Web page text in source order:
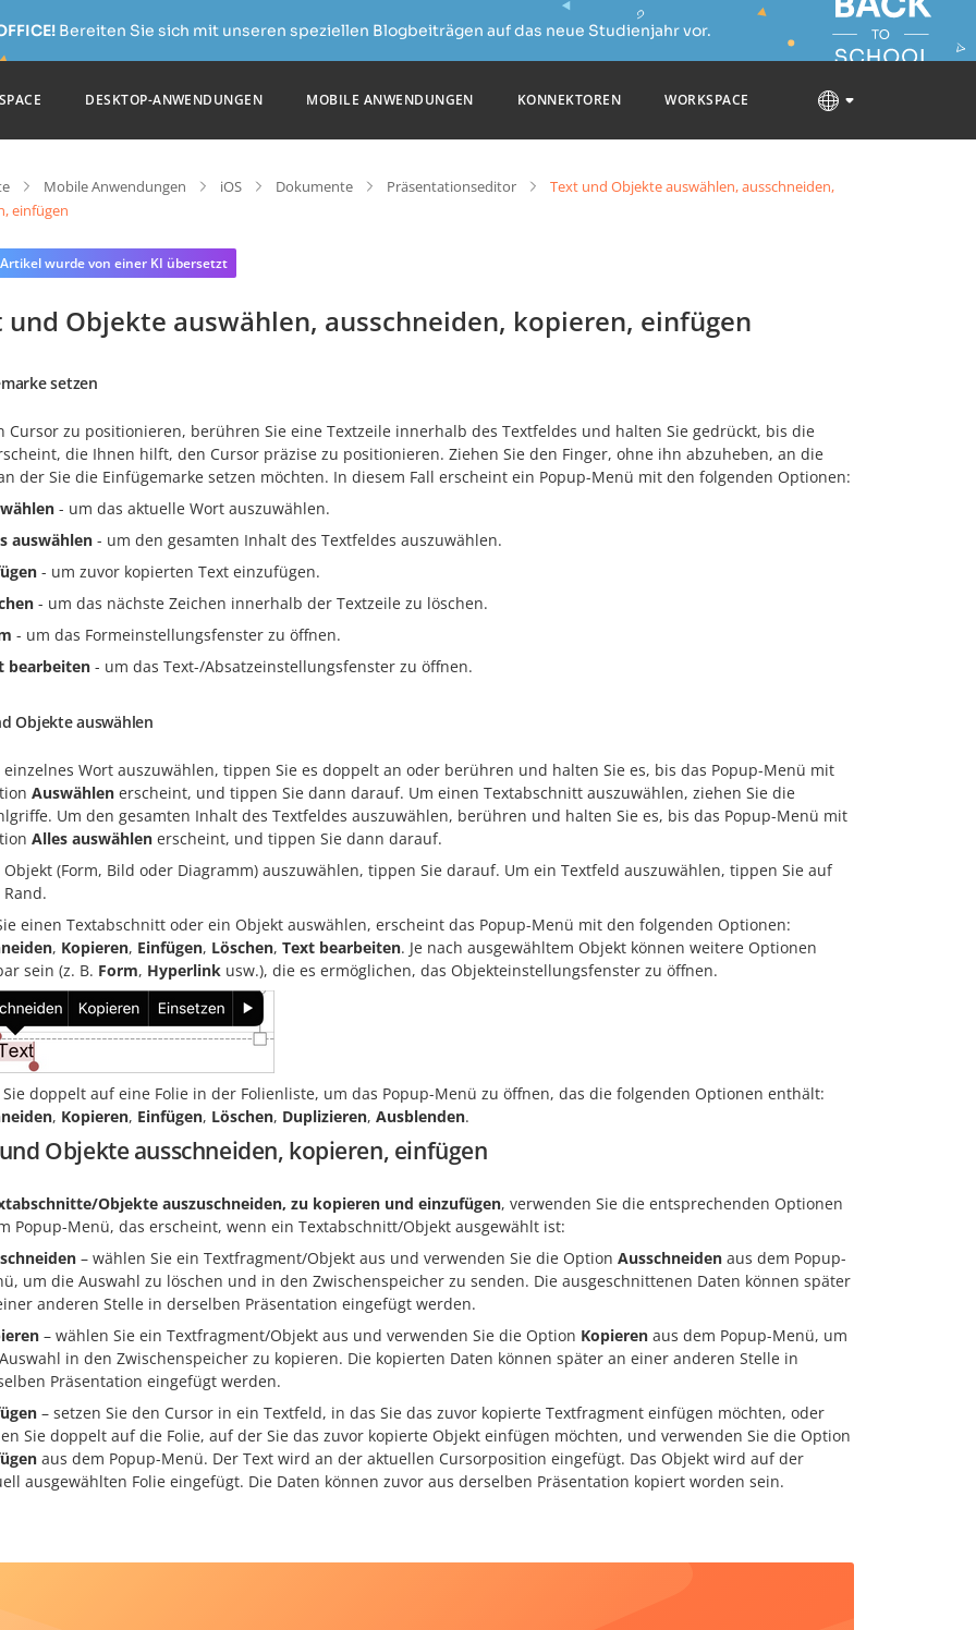
Bereiten Sie sich mit unseren speziellen Blogbeiträgen auf das neue Studienjahr vor.
DESKTOP-ANWENDUNGEN MOBILE ANWENDUNGEN KONNEKTOREN WORKSPACE
Mobile Anwendungen iOS Dokumente Präsentationseditor
Text und Objekte auswählen, ausschneiden,
einfügen
wurde von einer KI übersetzt
und Objekte auswählen, ausschneiden, kopieren, einfügen
setzen
Cursor zu positionieren, berühren Sie eine Textzeile innerhalb des Textfeldes und halten Sie gedrückt, bis die
die Ihnen hilft, den Cursor präzise zu positionieren. Ziehen Sie den Finger, ohne ihn abzuheben, an die
der Sie die Einfügemarke setzen möchten. In diesem Fall erscheint ein Popup-Menü mit den folgenden Optionen:
- um das aktuelle Wort auszuwählen.
auswählen - um den gesamten Inhalt des Textfeldes auszuwählen.
- um zuvor kopierten Text einzufügen.
- um das nächste Zeichen innerhalb der Textzeile zu löschen.
- um das Formeinstellungsfenster zu öffnen.
bearbeiten - um das Text-/Absatzeinstellungsfenster zu öffnen.
Objekte auswählen
einzelnes Wort auszuwählen, tippen Sie es doppelt an oder berühren und halten Sie es, bis das Popup-Menü mit
Auswählen erscheint, und tippen Sie dann darauf. Um einen Textabschnitt auszuwählen, ziehen Sie die
Um den gesamten Inhalt des Textfeldes auszuwählen, berühren und halten Sie es, bis das Popup-Menü mit
Alles auswählen erscheint, und tippen Sie dann darauf.
Objekt (Form, Bild oder Diagramm) auszuwählen, tippen Sie darauf. Um ein Textfeld auszuwählen, tippen Sie auf
einen Textabschnitt oder ein Objekt auswählen, erscheint das Popup-Menü mit den folgenden Optionen:
, Kopieren, Einfügen, Löschen, Text bearbeiten. Je nach ausgewähltem Objekt können weitere Optionen
sein (z. B. Form, Hyperlink usw.), die es ermöglichen, das Objekteinstellungsfenster zu öffnen.
doppelt auf eine Folie in der Folienliste, um das Popup-Menü zu öffnen, das die folgenden Optionen enthält:
, Kopieren, Einfügen, Löschen, Duplizieren, Ausblenden.
Objekte ausschneiden, kopieren, einfügen
Objekte auszuschneiden, zu kopieren und einzufügen, verwenden Sie die entsprechenden Optionen
Popup-Menü, das erscheint, wenn ein Textabschnitt/Objekt ausgewählt ist:
– wählen Sie ein Textfragment/Objekt aus und verwenden Sie die Option Ausschneiden aus dem Popup-
um die Auswahl zu löschen und in den Zwischenspeicher zu senden. Die ausgeschnittenen Daten können später
anderen Stelle in derselben Präsentation eingefügt werden.
– wählen Sie ein Textfragment/Objekt aus und verwenden Sie die Option Kopieren aus dem Popup-Menü, um
in den Zwischenspeicher zu kopieren. Die kopierten Daten können später an einer anderen Stelle in
Präsentation eingefügt werden.
– setzen Sie den Cursor in ein Textfeld, in das Sie das zuvor kopierte Textfragment einfügen möchten, oder
Sie doppelt auf die Folie, auf der Sie das zuvor kopierte Objekt einfügen möchten, und verwenden Sie die Option
aus dem Popup-Menü. Der Text wird an der aktuellen Cursorposition eingefügt. Das Objekt wird auf der
ausgewählten Folie eingefügt. Die Daten können zuvor aus derselben Präsentation kopiert worden sein.